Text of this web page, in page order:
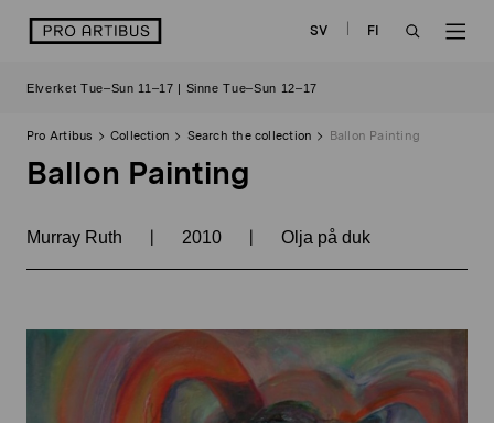
logo SV
FI
Elverket Tue–Sun 11–17 | Sinne Tue–Sun 12–17
Pro Artibus Collection Search the collection Ballon Painting
Ballon Painting
Murray Ruth | 2010 | Olja på duk